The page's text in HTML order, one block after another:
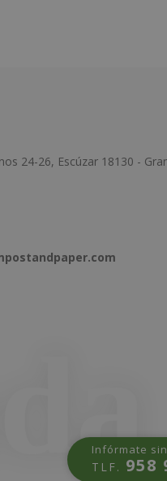
Infórmate
TLF. 958
24-26, Escúzar 18130 -